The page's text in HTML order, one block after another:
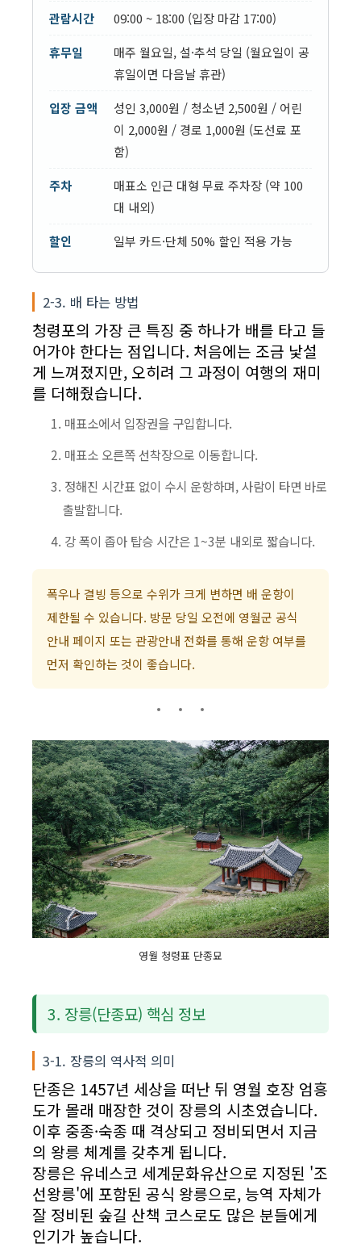
관람시간
09:00 ~ 18:00 (입장 마감 17:00)
휴무일
매주 월요일, 설·추석 당일 (월요일이 공
휴일이면 다음날 휴관)
입장 금액
성인 3,000원 / 청소년 2,500원 / 어린
이 2,000원 / 경로 1,000원 (도선료 포
함)
주차
매표소 인근 대형 무료 주차장 (약 100
대 내외)
할인
일부 카드·단체 50% 할인 적용 가능
2-3. 배 타는 방법
청령포의 가장 큰 특징 중 하나가 배를 타고 들
어가야 한다는 점입니다. 처음에는 조금 낯설
게 느껴졌지만, 오히려 그 과정이 여행의 재미
를 더해줬습니다.
매표소에서 입장권을 구입합니다.
매표소 오른쪽 선착장으로 이동합니다.
정해진 시간표 없이 수시 운항하며, 사람이 타면 바로
출발합니다.
강 폭이 좁아 탑승 시간은 1~3분 내외로 짧습니다.
폭우나 결빙 등으로 수위가 크게 변하면 배 운항이
제한될 수 있습니다. 방문 당일 오전에 영월군 공식
안내 페이지 또는 관광안내 전화를 통해 운항 여부를
먼저 확인하는 것이 좋습니다.
영월 청령표 단종묘
3. 장릉(단종묘) 핵심 정보
3-1. 장릉의 역사적 의미
단종은 1457년 세상을 떠난 뒤 영월 호장 엄흥
도가 몰래 매장한 것이 장릉의 시초였습니다.
이후 중종·숙종 때 격상되고 정비되면서 지금
의 왕릉 체계를 갖추게 됩니다.
장릉은 유네스코 세계문화유산으로 지정된 '조
선왕릉'에 포함된 공식 왕릉으로, 능역 자체가
잘 정비된 숲길 산책 코스로도 많은 분들에게
인기가 높습니다.